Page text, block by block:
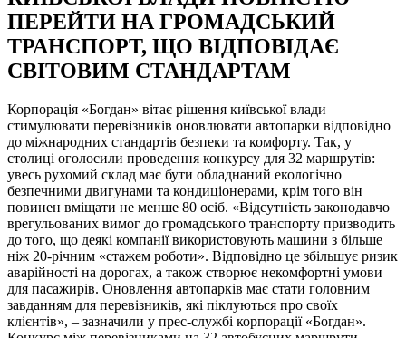
ПЕРЕЙТИ НА ГРОМАДСЬКИЙ
ТРАНСПОРТ, ЩО ВІДПОВІДАЄ
СВІТОВИМ СТАНДАРТАМ
Корпорація «Богдан» вітає рішення київської влади
стимулювати перевізників оновлювати автопарки відповідно
до міжнародних стандартів безпеки та комфорту. Так, у
столиці оголосили проведення конкурсу для 32 маршрутів:
увесь рухомий склад має бути обладнаний екологічно
безпечними двигунами та кондиціонерами, крім того він
повинен вміщати не менше 80 осіб. «Відсутність законодавчо
врегульованих вимог до громадського транспорту призводить
до того, що деякі компанії використовують машини з більше
ніж 20-річним «стажем роботи». Відповідно це збільшує ризик
аварійності на дорогах, а також створює некомфортні умови
для пасажирів. Оновлення автопарків має стати головним
завданням для перевізників, які піклуються про своїх
клієнтів», – зазначили у прес-службі корпорації «Богдан».